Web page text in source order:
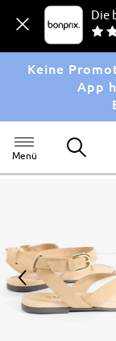
Die
Keine
App
Menü
<